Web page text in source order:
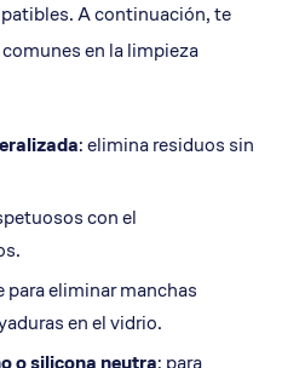
A continuación, te
en la limpieza
: elimina residuos sin
con el
para eliminar manchas
en el vidrio.